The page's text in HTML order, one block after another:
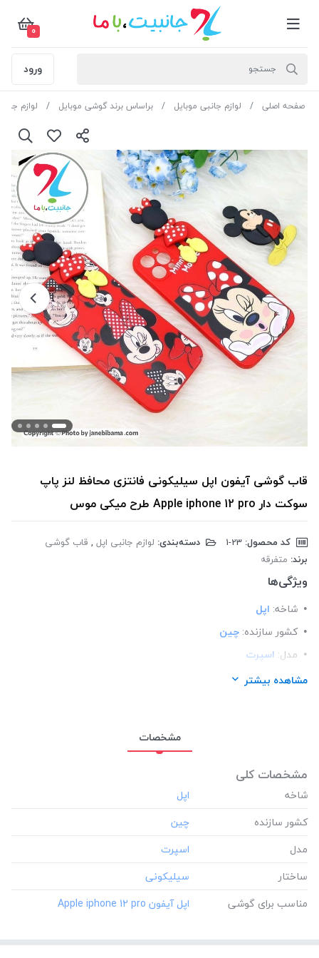
0
ورود
صفحه اصلی لوازم جانبی موبایل براساس برند گوشی موبایل لوازم
قاب گوشی آیفون اپل سیلیکونی فانتزی محافظ لنز پاپ
سوکت دار Apple iphone 12 pro طرح میکی موس
کد محصول: دسته‌بندی: لوازم جانبی اپل , قاب گوشی
برند: متفرقه
ویژگی‌ها
شاخه: اپل
کشور سازنده: چین
مدل: اسپرت
ساختار: سیلیکونیمشاهده بیشتر
مشخصات
مشخصات کلی
شاخه
کشور سازنده
مدل
ساختار
مناسب برای گوشی